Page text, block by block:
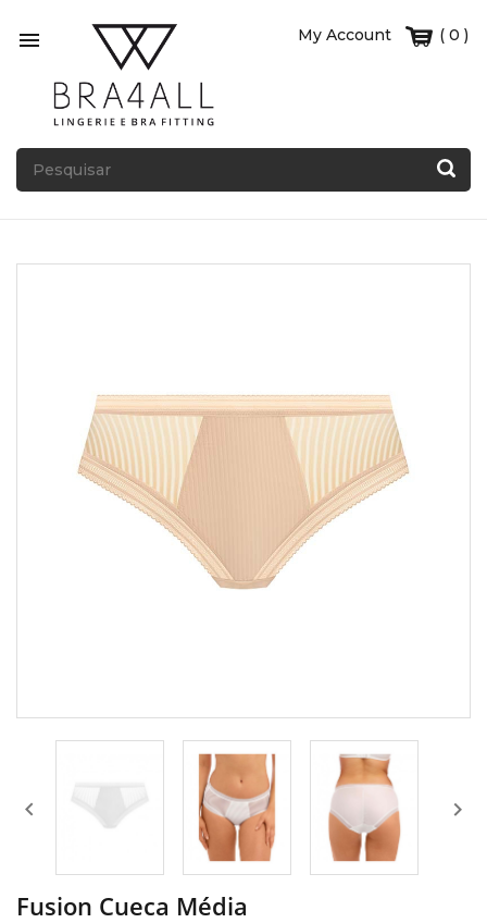
 ( 0 )
My Account
 
Fusion Cueca Média